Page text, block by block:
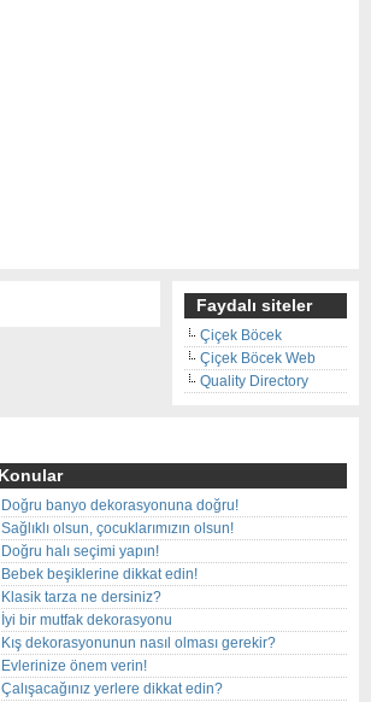
Faydalı siteler
Çiçek Böcek
Çiçek Böcek Web
Quality Directory
Konular
Doğru banyo dekorasyonuna doğru!
Sağlıklı olsun, çocuklarımızın olsun!
Doğru halı seçimi yapın!
Bebek beşiklerine dikkat edin!
Klasik tarza ne dersiniz?
İyi bir mutfak dekorasyonu
Kış dekorasyonunun nasıl olması gerekir?
Evlerinize önem verin!
Çalışacağınız yerlere dikkat edin?